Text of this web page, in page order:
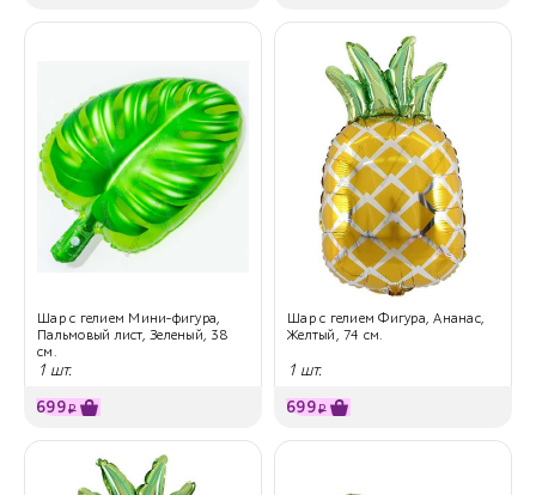
Шар с гелием Мини-фигура,
Пальмовый лист, Зеленый, 38
см.
1 шт.
699₽
Шар с гелием Фигура, Ананас,
Желтый, 74 см.
1 шт.
699₽